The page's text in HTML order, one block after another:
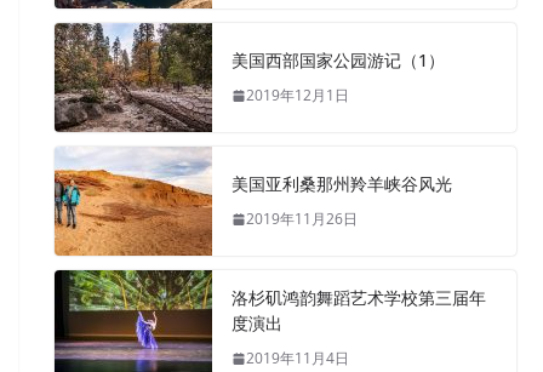
美国西部国家公园游记（1）
2019年12月1日
美国亚利桑那州羚羊峡谷风光
2019年11月26日
洛杉矶鸿韵舞蹈艺术学校第三届年
度演出
2019年11月4日